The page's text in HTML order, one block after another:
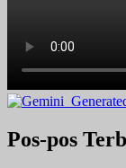
Pos-pos